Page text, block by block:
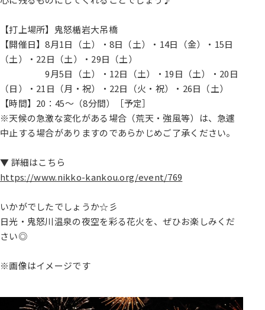
【打上場所】鬼怒楯岩大吊橋
【開催日】8月1日（土）・8日（土）・14日（金）・15日
（土）・22日（土）・29日（土）
9月5日（土）・12日（土）・19日（土）・20日
（日）・21日（月・祝）・22日（火・祝）・26日（土）
【時間】20：45～（8分間）［予定］
※天候の急激な変化がある場合（荒天・強風等）は、急遽
中止する場合がありますのであらかじめご了承ください。
▼ 詳細はこちら
https://www.nikko-kankou.org/event/769
いかがでしたでしょうか☆彡
日光・鬼怒川温泉の夜空を彩る花火を、ぜひお楽しみくだ
さい◎
※画像はイメージです